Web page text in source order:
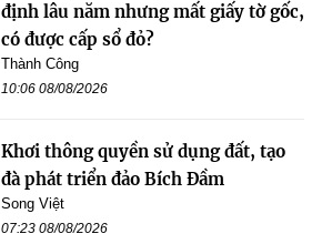
định lâu năm nhưng mất giấy tờ gốc,
có được cấp sổ đỏ?
Thành Công
10:06 08/08/2026
Khơi thông quyền sử dụng đất, tạo
đà phát triển đảo Bích Đầm
Song Việt
07:23 08/08/2026